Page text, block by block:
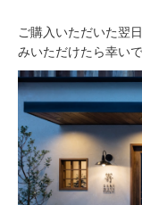
ご購入いただいた翌
みいただけたら幸いで